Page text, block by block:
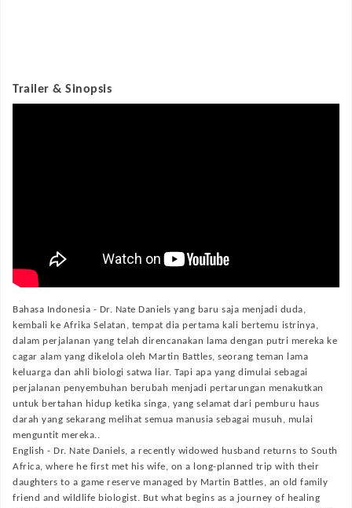
Trailer & Sinopsis
Bahasa Indonesia - Dr. Nate Daniels yang baru saja menjadi duda,
kembali ke Afrika Selatan, tempat dia pertama kali bertemu istrinya,
dalam perjalanan yang telah direncanakan lama dengan putri mereka ke
cagar alam yang dikelola oleh Martin Battles, seorang teman lama
keluarga dan ahli biologi satwa liar. Tapi apa yang dimulai sebagai
perjalanan penyembuhan berubah menjadi pertarungan menakutkan
untuk bertahan hidup ketika singa, yang selamat dari pemburu haus
darah yang sekarang melihat semua manusia sebagai musuh, mulai
menguntit mereka..
English - Dr. Nate Daniels, a recently widowed husband returns to South
Africa, where he first met his wife, on a long-planned trip with their
daughters to a game reserve managed by Martin Battles, an old family
friend and wildlife biologist. But what begins as a journey of healing